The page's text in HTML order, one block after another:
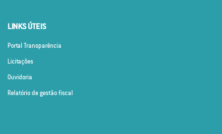
LINKS ÚTEIS
Portal Transparência
Licitações
Ouvidoria
Relatório de gestão fiscal